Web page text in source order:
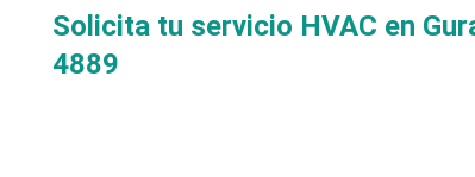
Solicita tu servicio HVAC en
4889